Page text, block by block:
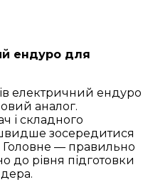
ендуро для
електричний ендуро
аналог.
і складного
зосередитися
Головне — правильно
до рівня підготовки